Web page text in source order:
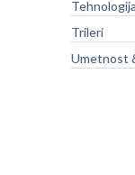
Trileri
Umetnost